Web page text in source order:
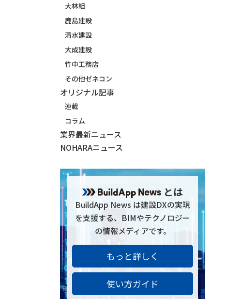
大林組
鹿島建設
清水建設
大成建設
竹中工務店
その他ゼネコン
オリジナル記事
連載
コラム
業界最新ニュース
NOHARAニュース
とは
BuildApp News は建設DXの実現
を支援する、BIMやテクノロジー
の情報メディアです。
もっと詳しく
使い方ガイド